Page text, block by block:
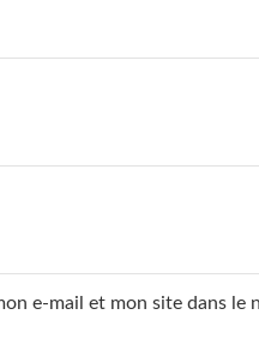
e-mail et mon site dans